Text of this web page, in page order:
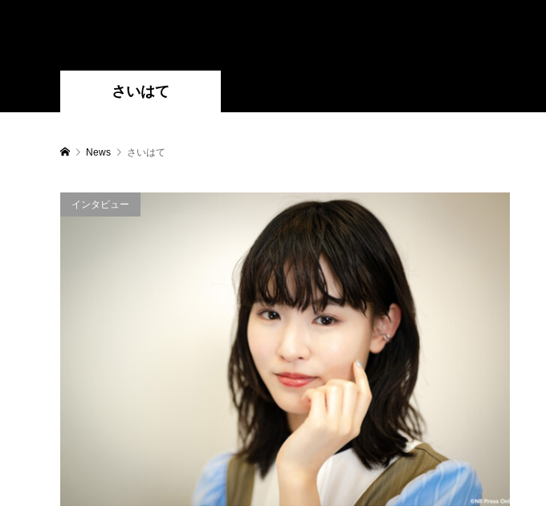
さいはて
News さいはて
インタビュー